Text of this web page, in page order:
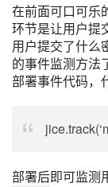
在前面可口可乐
环节是让用户提
用户提交了什么
的事件监测方法
部署事件代码，
部署后即可监测